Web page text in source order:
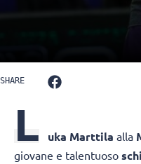
SHARE
L uka Marttila alla
giovane e talentuoso